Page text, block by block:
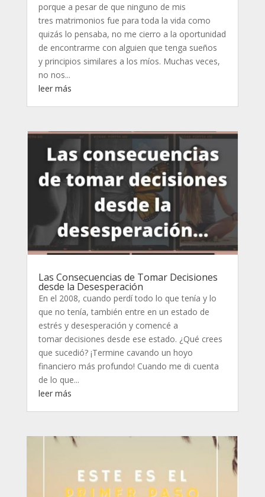
porque a pesar de que ninguno de mis
tres matrimonios fue para toda la vida como
quizás lo pensaba, no me cierro a la oportunidad
de encontrarme con alguien que tenga sueños
y principios similares a los míos. Muchas veces,
no nos...
leer más
Las Consecuencias de Tomar Decisiones
desde la Desesperación
En el 2008, cuando perdí todo lo que tenía y lo
que no tenía, también entre en un estado de
estrés y desesperación y comencé a
tomar decisiones desde ese estado. ¿Qué crees
que sucedió? ¡Termine cavando un hoyo
financiero más profundo! Cuando me di cuenta
de lo que...
leer más